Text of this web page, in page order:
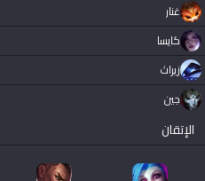
غنار
كايسا
زيراث
جين
الإتقان
ไทย
Tiếng Việt